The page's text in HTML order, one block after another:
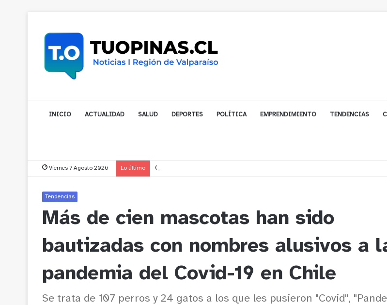
INICIO ACTUALIDAD SALUD DEPORTES POLÍTICA EMPRENDIMIENTO TENDENCIAS
Viernes 7 Agosto 2026 Lo último Gobernador compromete financiamiento para avanzar en la construcción del
Tendencias
Más de cien mascotas han sido
bautizadas con nombres alusivos a
pandemia del Covid-19 en Chile
Se trata de 107 perros y 24 gatos a los que les pusieron "Covid",